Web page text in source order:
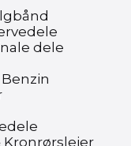
dele
Kronrørslejer